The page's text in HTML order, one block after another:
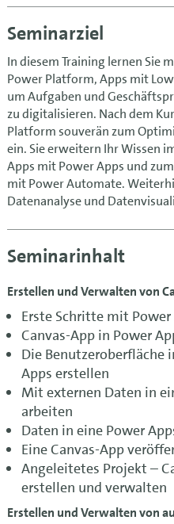
Seminarziel
In diesem Training lernen Sie
Power Platform, Apps mit
um Aufgaben und
zu digitalisieren. Nach dem
Platform souverän zum
ein. Sie erweitern Ihr Wissen
Apps mit Power Apps und
mit Power Automate.
Datenanalyse und
Seminarinhalt
Erstellen und Verwalten von
Erste Schritte mit Power
Canvas-App in Power
Die Benutzeroberfläche
Apps erstellen
Mit externen Daten in
arbeiten
Daten in eine Power
Eine Canvas-App
Angeleitetes Projekt –
erstellen und verwalten
Erstellen und Verwalten von